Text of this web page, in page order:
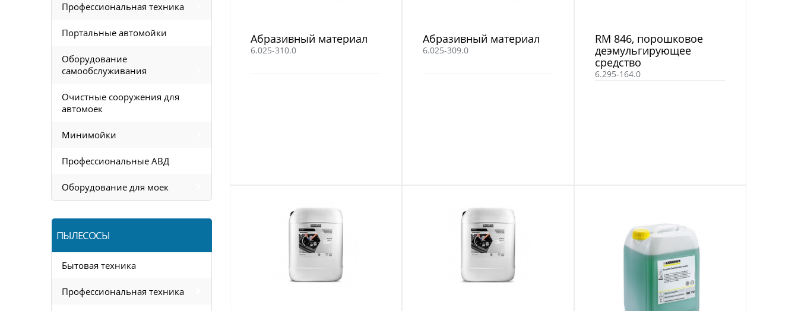
Профессиональная техника
Портальные автомойки
Оборудование
самообслуживания
Очистные сооружения для
автомоек
Минимойки
Профессиональные АВД
Оборудование для моек
ПЫЛЕСОСЫ
Бытовая техника
Профессиональная техника
Абразивный материал
6.025-310.0
Абразивный материал
6.025-309.0
RM 846, порошковое
деэмульгирующее
средство
6.295-164.0